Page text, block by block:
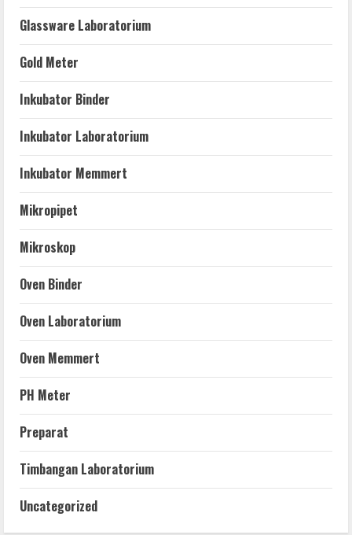
Glassware Laboratorium
Gold Meter
Inkubator Binder
Inkubator Laboratorium
Inkubator Memmert
Mikropipet
Mikroskop
Oven Binder
Oven Laboratorium
Oven Memmert
PH Meter
Preparat
Timbangan Laboratorium
Uncategorized